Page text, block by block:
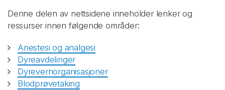
Denne delen av nettsidene inneholder lenker og
ressurser innen følgende områder:
Anestesi og analgesi
Dyreavdelinger
Dyrevernorganisasjoner
Blodprøvetaking